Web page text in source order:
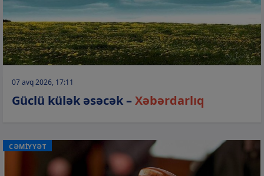
07 avq 2026, 17:11
Güclü külək əsəcək –Xəbərdarlıq
CƏMİYYƏT